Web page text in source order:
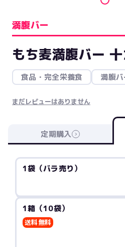
満腹バー
もち麦満腹バー
食品・完全栄養食 満腹バ
まだレビューはありません
定期購入
1袋（バラ売り）
1箱（10袋）
送料無料